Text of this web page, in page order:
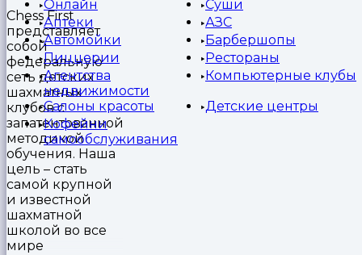
Онлайн
Суши
Аптеки
АЗС
Автомойки
Барбершопы
Пиццерии
Рестораны
Агентства
недвижимости
Компьютерные клубы
Салоны красоты
Детские центры
Кофейни
самообслуживания
Chess First
представляет
собой
федеральную
сеть детских
шахматных
клубов с
запатентованной
методикой
обучения. Наша
цель – стать
самой крупной
и известной
шахматной
школой во все
мире